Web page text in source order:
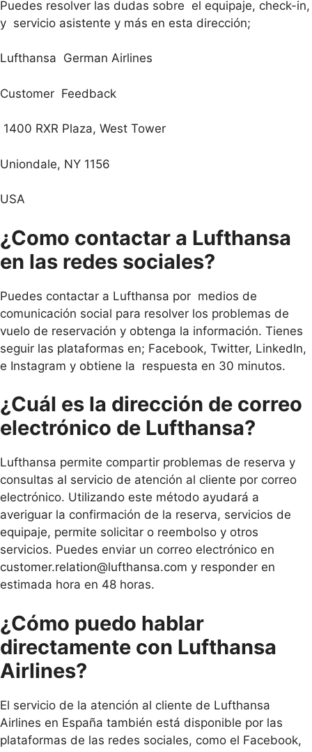
Puedes resolver las dudas sobre el equipaje, check-in,
y servicio asistente y más en esta dirección;
Lufthansa German Airlines
Customer Feedback
1400 RXR Plaza, West Tower
Uniondale, NY 1156
USA
¿Como contactar a Lufthansa
en las redes sociales?
Puedes contactar a Lufthansa por medios de
comunicación social para resolver los problemas de
vuelo de reservación y obtenga la información. Tienes
seguir las plataformas en; Facebook, Twitter, LinkedIn,
e Instagram y obtiene la respuesta en 30 minutos.
¿Cuál es la dirección de correo
electrónico de Lufthansa?
Lufthansa permite compartir problemas de reserva y
consultas al servicio de atención al cliente por correo
electrónico. Utilizando este método ayudará a
averiguar la confirmación de la reserva, servicios de
equipaje, permite solicitar o reembolso y otros
servicios. Puedes enviar un correo electrónico en
customer.relation@lufthansa.com y responder en
estimada hora en 48 horas.
¿Cómo puedo hablar
directamente con Lufthansa
Airlines?
El servicio de la atención al cliente de Lufthansa
Airlines en España también está disponible por las
plataformas de las redes sociales, como el Facebook,